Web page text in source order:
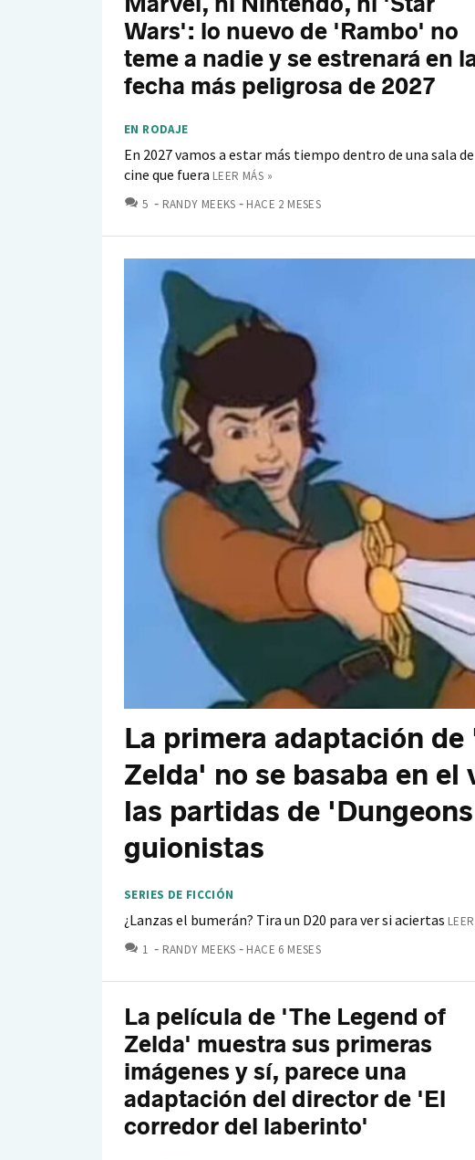
Wars': lo nuevo de 'Rambo' no
teme a nadie y se estrenará en
fecha más peligrosa de 2027
EN RODAJE
En 2027 vamos a estar más tiempo dentro de una sala de
cine que fuera LEER MÁS »
5 COMENTARIOS
RANDY MEEKS HACE 2 MESES
La primera adaptación
Zelda' no se basaba en
las partidas de
guionistas
SERIES DE FICCIÓN
¿Lanzas el bumerán? Tira un D20 para ver si aciertas
1 COMENTARIOS
RANDY MEEKS HACE 6 MESES
La película de 'The Legend of
Zelda' muestra sus primeras
imágenes y sí, parece una
adaptación del director de 'El
corredor del laberinto'